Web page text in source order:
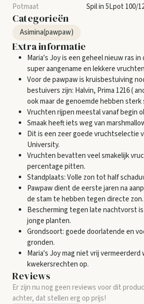
Spil in 5Lpot 100/
Categorieën
Asimina(pawpaw)
Extra informatie
Maria's Joy is een geheel nieuw ras in
super aangename en lekkere
Voor de pawpaw is kruisbestuiving
bestuivers zijn: Halvin, Prima 1216 (
ook maar de genoemde hebben
Vruchten rijpen meestal vanaf begin
Smaak heeft iets weg van
Dit is een zeer goede vruchtselectie
University.
Vruchten bevatten veel smakelijk
percentage pitten.
Standplaats: Volle zon tot half
Pawpaw dient de eerste jaren na
de stam te hebben tegen directe zon.
Bescherming tegen late nachtvorst
jonge planten.
Grondsoort: goede doorlatende en
gronden.
Maria's Joy mag niet vrij
kwekersrechten op.
Reviews
Er zijn nu nog geen reviews voor dit
achter, dat stellen erg op prijs!